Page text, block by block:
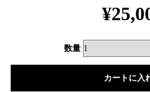
数量